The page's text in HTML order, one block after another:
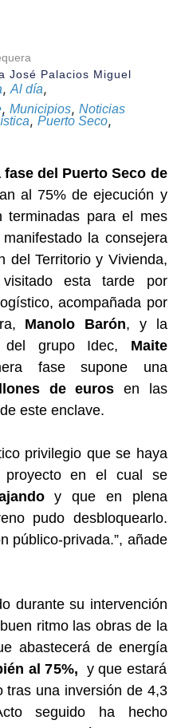
José Palacios Miguel
, Al día,
, Municipios, Noticias
, Puerto Seco,
fase del Puerto Seco de
al 75% de ejecución y
terminadas para el mes
la consejera
del Territorio y Vivienda,
esta tarde por
acompañada por
Manolo Barón, y la
del grupo Idec, Maite
fase supone una
de euros en las
este enclave.
privilegio que se haya
en el cual se
y que en plena
pudo desbloquearlo.
público-privada.”, añade
durante su intervención
ritmo las obras de la
abastecerá de energía
al 75%, y que estará
tras una inversión de 4,3
seguido ha hecho